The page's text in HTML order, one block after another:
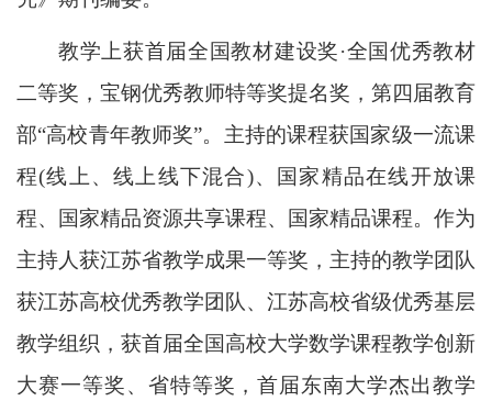
教学上获首届全国教材建设奖·全国优秀教材
二等奖，宝钢优秀教师特等奖提名奖，第四届教育
部“高校青年教师奖”。主持的课程获国家级一流课
程(线上、线上线下混合)、国家精品在线开放课
程、国家精品资源共享课程、国家精品课程。作为
主持人获江苏省教学成果一等奖，主持的教学团队
获江苏高校优秀教学团队、江苏高校省级优秀基层
教学组织，获首届全国高校大学数学课程教学创新
大赛一等奖、省特等奖，首届东南大学杰出教学